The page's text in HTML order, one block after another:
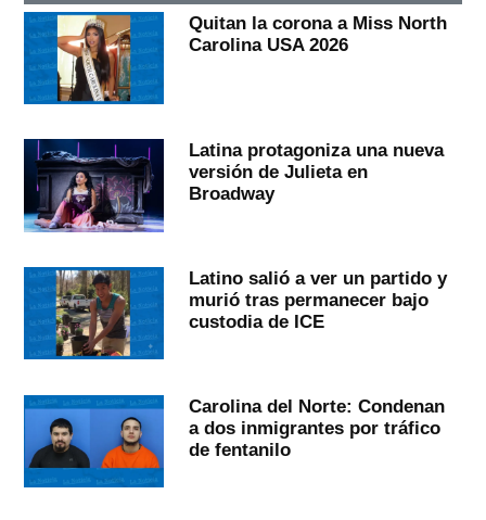
Quitan la corona a Miss North
Carolina USA 2026
Latina protagoniza una nueva
versión de Julieta en
Broadway
Latino salió a ver un partido y
murió tras permanecer bajo
custodia de ICE
Carolina del Norte: Condenan
a dos inmigrantes por tráfico
de fentanilo